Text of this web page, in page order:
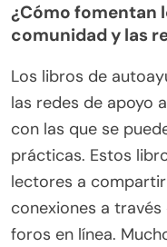
¿Cómo fomentan
comunidad y las
Los libros de
las redes de apoyo
con las que se
prácticas. Estos
lectores a
conexiones a
foros en línea.